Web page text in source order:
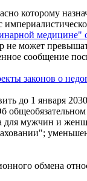
которому
медицине"
не может
сообщение
законов о
до 1 января
мужчин и
обмена